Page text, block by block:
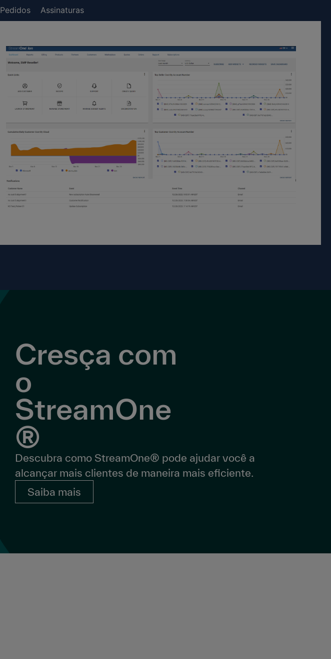
Pedidos Assinaturas
Cresça com
o
StreamOne
®
Descubra como StreamOne® pode ajudar você a
alcançar mais clientes de maneira mais eficiente.
Saiba mais